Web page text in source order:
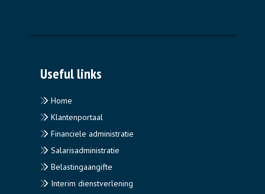
Useful links
Home
Klantenportaal
Financiele administratie
Salarisadministratie
Belastingaangifte
Interim dienstverlening